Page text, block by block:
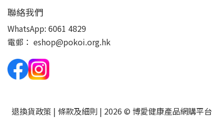
聯絡我們
WhatsApp: 6061 4829
電郵： eshop@pokoi.org.hk
退換貨政策 | 條款及細則 | 2026 © 博愛健康產品網購平台